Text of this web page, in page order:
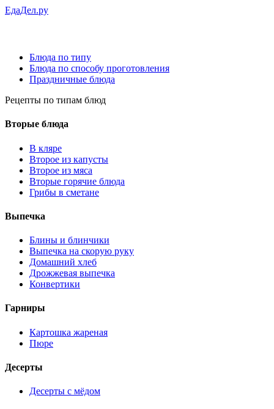
ЕдаДел.ру
Блюда по типу
Блюда по способу проготовления
Праздничные блюда
Рецепты по типам блюд
Вторые блюда
В кляре
Второе из капусты
Второе из мяса
Вторые горячие блюда
Грибы в сметане
Выпечка
Блины и блинчики
Выпечка на скорую руку
Домашний хлеб
Дрожжевая выпечка
Конвертики
Гарниры
Картошка жареная
Пюре
Десерты
Десерты с мёдом